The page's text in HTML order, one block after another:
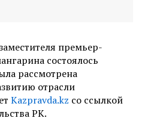
премьер-
состоялось
рассмотрена
отрасли
Kazpravda.kz со ссылкой
РК.